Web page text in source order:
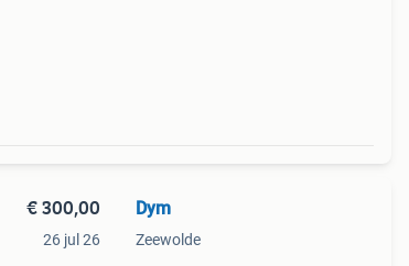
€ 300,00
26 jul 26
Dym
Zeewolde